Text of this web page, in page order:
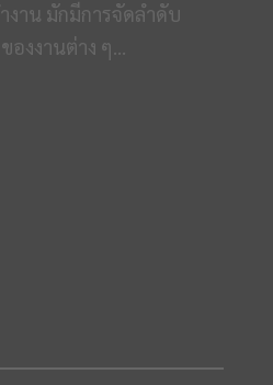
งาน มักมีการจัดลำดับ
งงานต่าง ๆ...